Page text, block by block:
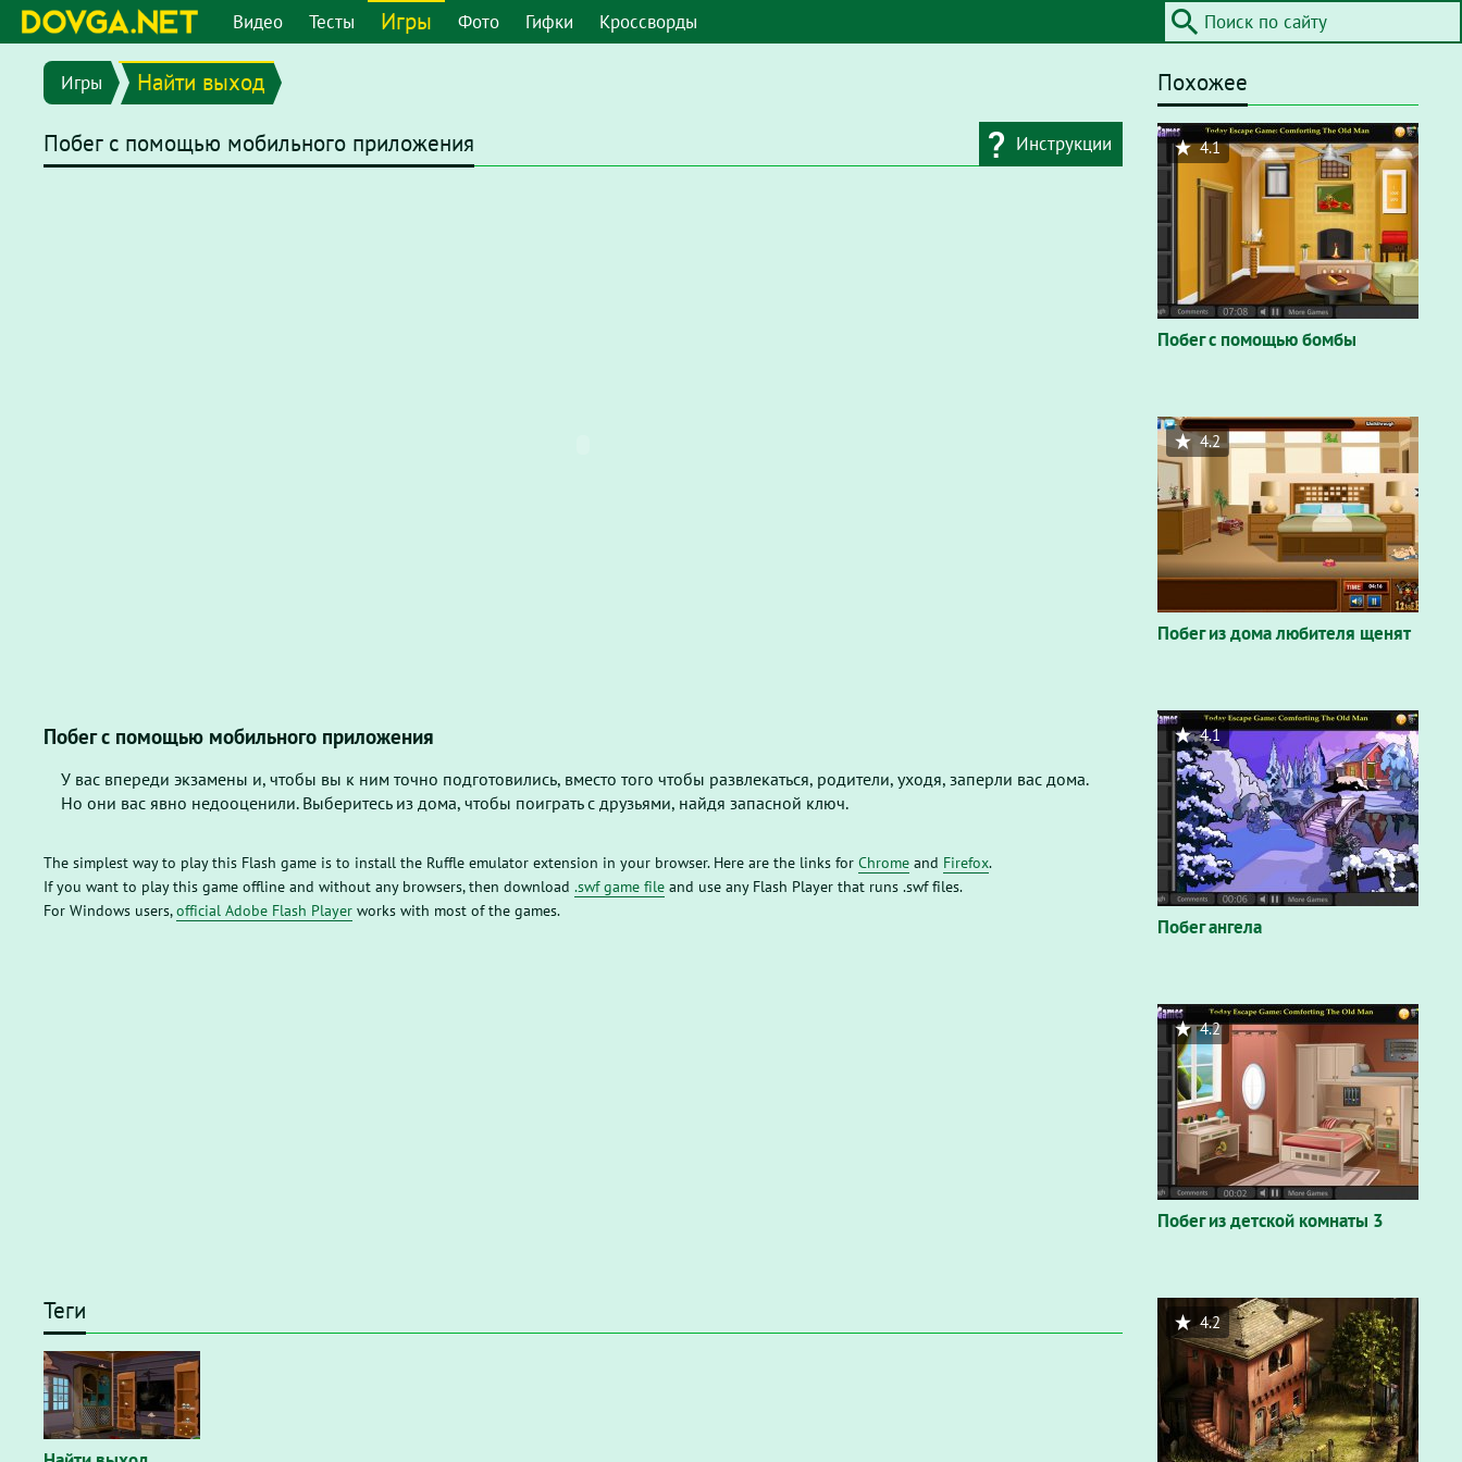
Видео Тесты Игры Фото Гифки Кроссворды
Игры Найти выход
Побег с помощью мобильного приложения Инструкции
Побег с помощью мобильного приложения
У вас впереди экзамены и, чтобы вы к ним точно подготовились, вместо того чтобы развлекаться, родители, уходя, заперли вас дома.
Но они вас явно недооценили. Выберитесь из дома, чтобы поиграть с друзьями, найдя запасной ключ.
The simplest way to play this Flash game is to install the Ruffle emulator extension in your browser. Here are the links for Chrome and Firefox.
If you want to play this game offline and without any browsers, then download .swf game file and use any Flash Player that runs .swf files.
For Windows users,official Adobe Flash Player works with most of the games.
Теги
Похожее
Побег с помощью бомбы
4.1
Побег из дома любителя щенят
4.2
Побег ангела
4.1
Побег из детской комнаты 3
4.2
4.2